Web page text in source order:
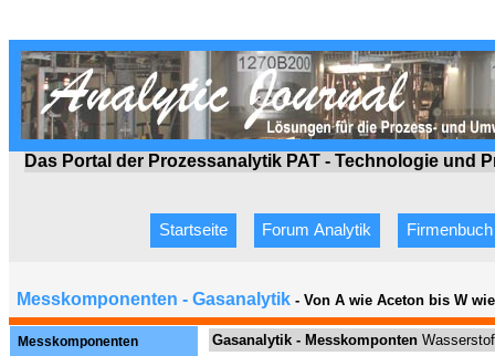
Das Portal der Prozessanalytik PAT - Technologie und
Startseite Forum Analytik Firmenbuch
Messkomponenten - Gasanalytik - Von A wie Aceton bis W
Messkomponenten Gasanalytik - Messkomponten